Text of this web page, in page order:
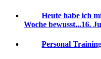
Heute habe ich
Woche bewusst...16.
Personal